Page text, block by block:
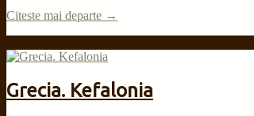
Citeste mai departe →
Grecia. Kefalonia